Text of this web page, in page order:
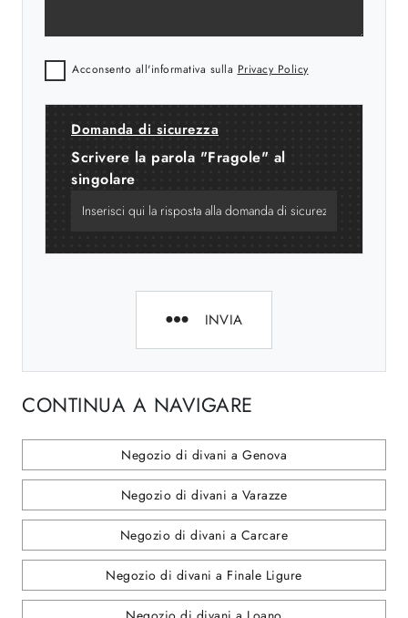
Acconsento all'informativa sulla Privacy Policy
Domanda di sicurezza
Scrivere la parola "Fragole" al
singolare
INVIA
CONTINUA A NAVIGARE
Negozio di divani a Genova
Negozio di divani a Varazze
Negozio di divani a Carcare
Negozio di divani a Finale Ligure